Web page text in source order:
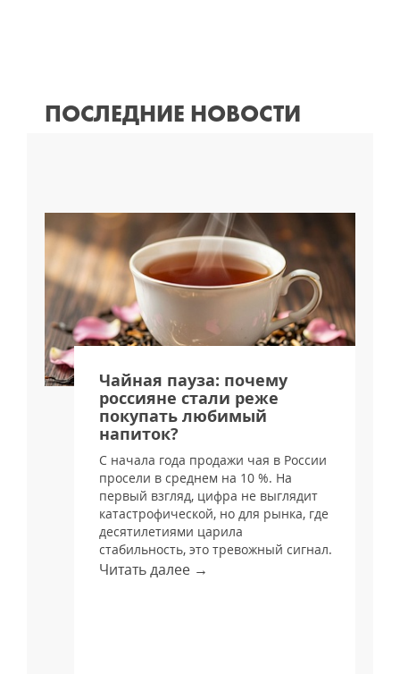
ПОСЛЕДНИЕ НОВОСТИ
Чайная пауза: почему
россияне стали реже
покупать любимый
напиток?
С начала года продажи чая в России
просели в среднем на 10 %. На
первый взгляд, цифра не выглядит
катастрофической, но для рынка, где
десятилетиями царила
стабильность, это тревожный сигнал.
Читать далее →